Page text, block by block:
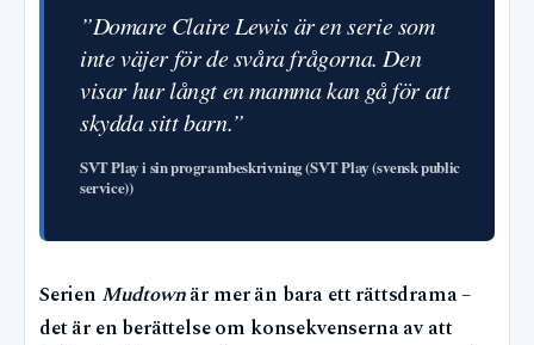
”Domare Claire Lewisär en serie som
inte väjer för de svåra frågorna. Den
visar hur långt en mamma kan gå för att
skydda sitt barn.”
SVT Play i sin programbeskrivning (SVT Play (svensk public
service))
Serien Mudtownär mer än bara ett rättsdrama –
det är en berättelse om konsekvenserna av att